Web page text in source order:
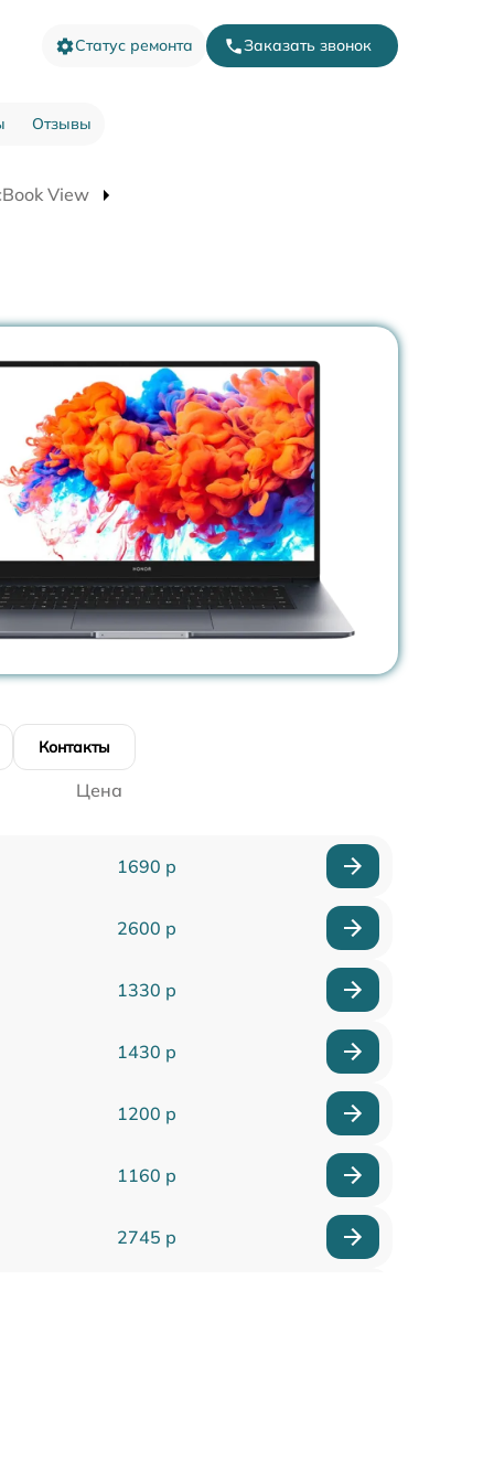
Статус ремонта Заказать звонок
Отзывы
View
Контакты
Цена
1690 р
2600 р
1330 р
1430 р
1200 р
1160 р
2745 р